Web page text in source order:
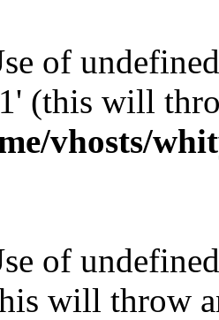
of
(this will
vhosts/
of
will throw